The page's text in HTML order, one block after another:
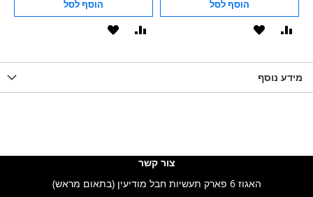
הוסף לסל
הוסף
הוסף לסל
הוסף
מידע נוסף
צור קשר
האגוז 6 פארק תעשיות חבל מודיעין (בתאום מראש)